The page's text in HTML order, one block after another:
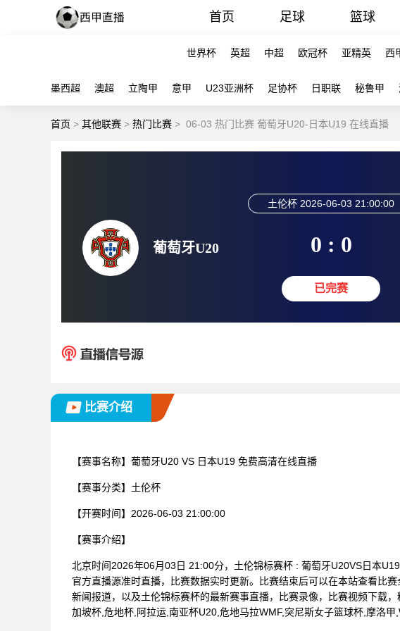
首页 足球 篮球
世界杯 英超 中超 欧冠杯 亚精英 西
墨西超 澳超 立陶甲 意甲 U23亚洲杯 足协杯 日职联 秘鲁甲
首页 > 其他联赛 > 热门比赛 > 06-03 热门比赛 葡萄牙U20-日本U19 在线直播
葡萄牙U20
土伦杯 2026-06-03 21:00:00
0 : 0
已完赛
比赛介绍
【赛事名称】 葡萄牙U20 VS 日本U19 免费高清在线直播
【赛事分类】 土伦杯
【开赛时间】 2026-06-03 21:00:00
【赛事介绍】
北京时间2026年06月03日 21:00分，土伦锦标赛杯 : 葡萄牙U20VS日本
官方直播源准时直播，比赛数据实时更新。比赛结束后可以在本站查看比
新闻报道，以及土伦锦标赛杯的最新赛事直播，比赛录像，比赛视频下载
加坡杯,危地杯,阿拉运,南亚杯U20,危地马拉WMF,突尼斯女子篮球杯,摩洛甲